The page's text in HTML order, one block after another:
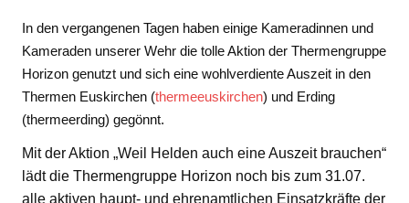
In den vergangenen Tagen haben einige Kameradinnen und
Kameraden unserer Wehr die tolle Aktion der Thermengruppe
Horizon genutzt und sich eine wohlverdiente Auszeit in den
Thermen Euskirchen (thermeeuskirchen) und Erding
(thermeerding) gegönnt.
Mit der Aktion „Weil Helden auch eine Auszeit brauchen“
lädt die Thermengruppe Horizon noch bis zum 31.07.
alle aktiven haupt- und ehrenamtlichen Einsatzkräfte der